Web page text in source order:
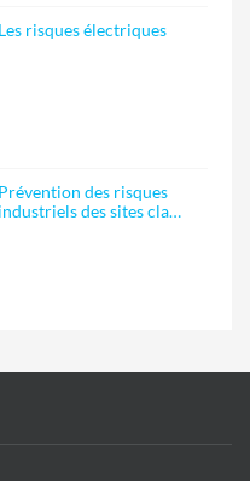
Les risques électriques
Prévention des risques
industriels des sites cla…